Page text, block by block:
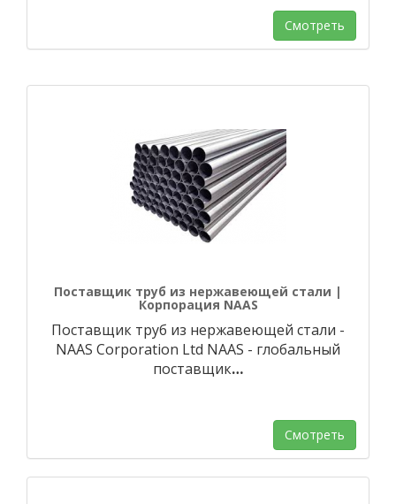
Смотреть
Поставщик труб из нержавеющей стали |
Корпорация NAAS
Поставщик труб из нержавеющей стали -
NAAS Corporation Ltd NAAS - глобальный
поставщик…
Смотреть